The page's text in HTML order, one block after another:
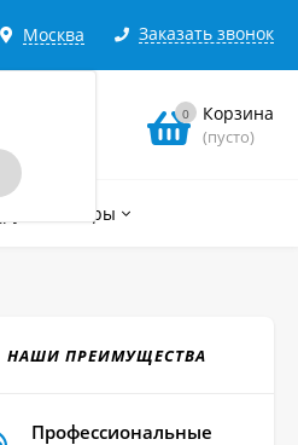
Москва Заказать звонок
0 Корзина
(пусто)
Другие товары
НАШИ ПРЕИМУЩЕСТВА
Профессиональные